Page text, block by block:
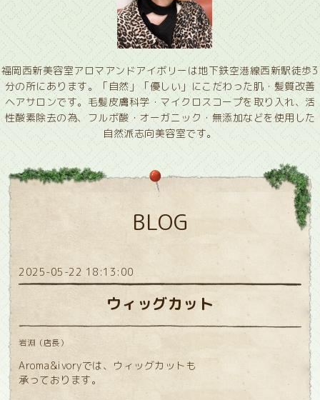
福岡西新美容室アロマアンドアイボリーは地下鉄空港線西新駅徒歩3
分の所にあります。「自然」「優しい」にこだわった肌・髪質改善
ヘアサロンです。毛髪皮膚科学・マイクロスコープを取り入れ、活
性酸素除去の為、フルボ酸・オーガニック・無添加などを使用した
自然派志向美容室です。
BLOG
2025-05-22 18:13:00
ウィッグカット
岩淵（店長）
Aroma&ivoryでは、ウィッグカットも
承っております。